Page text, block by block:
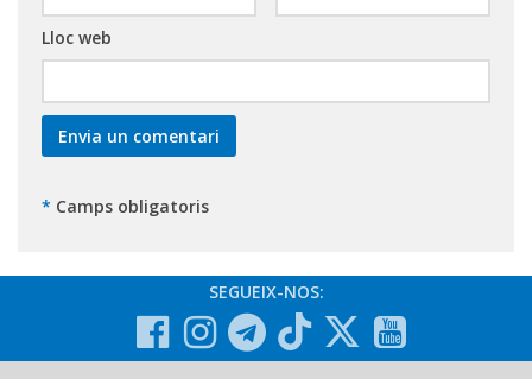
Lloc web
* Camps obligatoris
SEGUEIX-NOS: